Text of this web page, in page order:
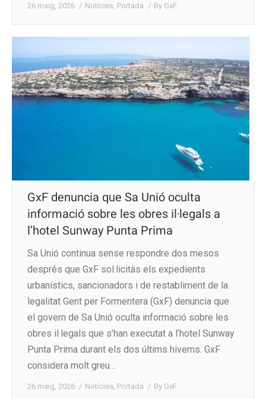
26 maig, 2026 Notícies Portada By GxF
GxF denuncia que Sa Unió oculta
informació sobre les obres il·legals a
l’hotel Sunway Punta Prima
Sa Unió continua sense respondre dos mesos
després que GxF sol·licitàs els expedients
urbanístics, sancionadors i de restabliment de la
legalitat Gent per Formentera (GxF) denuncia que
el govern de Sa Unió oculta informació sobre les
obres il·legals que s’han executat a l’hotel Sunway
Punta Prima durant els dos últims hiverns. GxF
considera molt greu…
26 maig, 2026 Notícies Portada By GxF